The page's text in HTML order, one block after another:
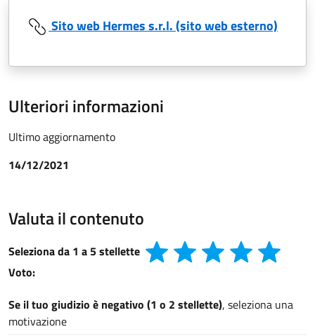
Sito web Hermes s.r.l. (sito web esterno)
Ulteriori informazioni
Ultimo aggiornamento
14/12/2021
Valuta il contenuto
Seleziona da 1 a 5 stellette
Voto:
Se il tuo giudizio è negativo (1 o 2 stellette), seleziona una
motivazione